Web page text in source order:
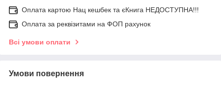
Оплата картою Нац кешбек та єКнига НЕДОСТУПНА!!!
Оплата за реквізитами на ФОП рахунок
Всі умови оплати
Умови повернення